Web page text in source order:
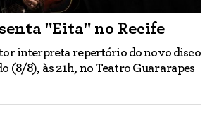
"Eita" no Recife
interpreta repertório do novo disco
(8/8), às 21h, no Teatro Guararapes